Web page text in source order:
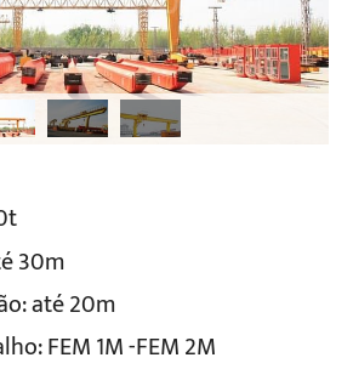
30m
até 20m
FEM 1M -FEM 2M